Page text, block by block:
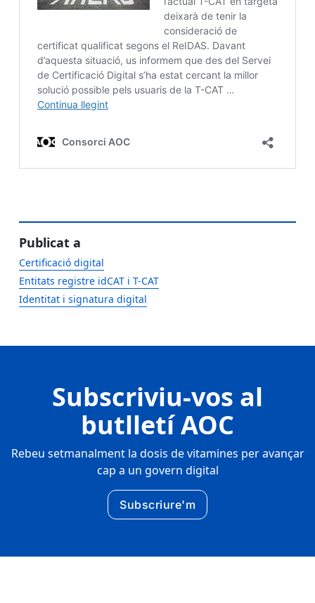
Publicat a
Certificació digital
Entitats registre idCAT i T-CAT
Identitat i signatura digital
Subscriviu-vos al
butlletí AOC
Rebeu setmanalment la dosis de vitamines per avançar
cap a un govern digital
Subscriure'm